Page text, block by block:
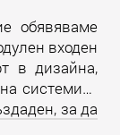
обявяваме
входен
в дизайна,
системите
за да